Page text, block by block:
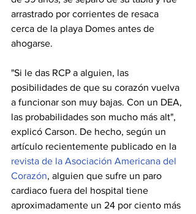
arrastrado por corrientes de resaca
cerca de la playa Domes antes de
ahogarse.
"Si le das RCP a alguien, las
posibilidades de que su corazón vuelva
a funcionar son muy bajas. Con un DEA,
las probabilidades son mucho más alt",
explicó Carson. De hecho, según un
artículo recientemente publicado en la
revista de la Asociación Americana del
Corazón, alguien que sufre un paro
cardiaco fuera del hospital tiene
aproximadamente un 24 por ciento más